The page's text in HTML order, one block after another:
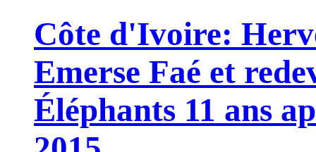
Côte d'Ivoire:
Emerse Faé et
Éléphants 11 ans